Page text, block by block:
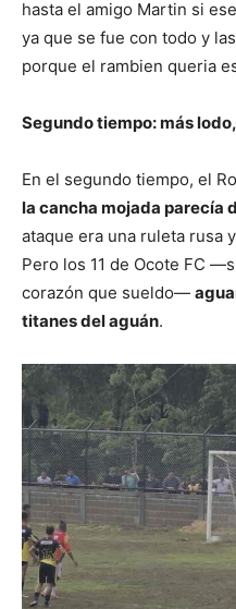
hasta el amigo Martin si
ya que se fue con todo y
porque el rambien queria
Segundo tiempo: más
En el segundo tiempo, el
la cancha mojada parecía
ataque era una ruleta rusa
Pero los 11 de Ocote FC
corazón que sueldo—
titanes del aguán.